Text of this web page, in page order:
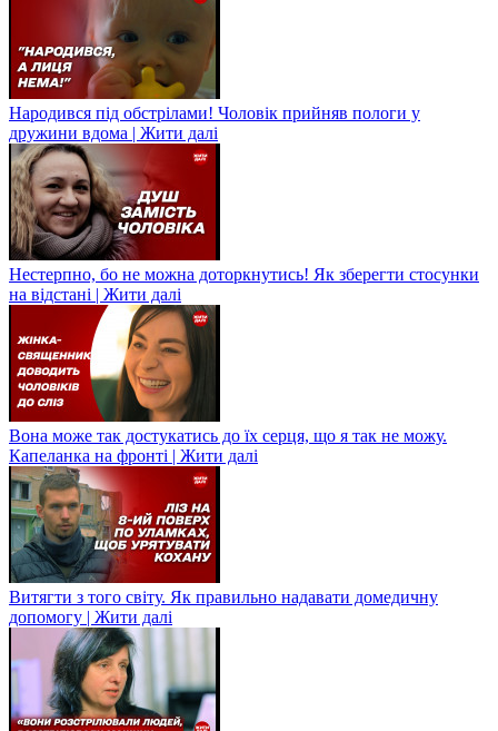
Народився під обстрілами! Чоловік прийняв пологи у
дружини вдома | Жити далі
Нестерпно, бо не можна доторкнутись! Як зберегти стосунки
на відстані | Жити далі
Вона може так достукатись до їх серця, що я так не можу.
Капеланка на фронті | Жити далі
Витягти з того світу. Як правильно надавати домедичну
допомогу | Жити далі